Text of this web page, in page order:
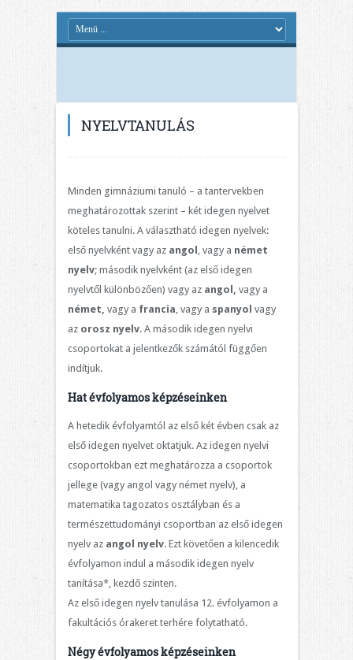
NYELVTANULÁS
Minden gimnáziumi tanuló – a tantervekben
meghatározottak szerint – két idegen nyelvet
köteles tanulni. A választható idegen nyelvek:
első nyelvként vagy az angol , vagy a német
nyelv; második nyelvként (az első idegen
nyelvtől különbözően) vagy az angol, vagy a
német, vagy a francia, vagy a spanyol vagy
az orosz nyelv. A második idegen nyelvi
csoportokat a jelentkezők számától függően
indítjuk.
Hat évfolyamos képzéseinken
A hetedik évfolyamtól az első két évben csak az
első idegen nyelvet oktatjuk. Az idegen nyelvi
csoportokban ezt meghatározza a csoportok
jellege (vagy angol vagy német nyelv), a
matematika tagozatos osztályban és a
természettudományi csoportban az első idegen
nyelv az angol nyelv. Ezt követően a kilencedik
évfolyamon indul a második idegen nyelv
tanítása*, kezdő szinten.
Az első idegen nyelv tanulása 12. évfolyamon a
fakultációs órakeret terhére folytatható.
Négy évfolyamosképzéseinken